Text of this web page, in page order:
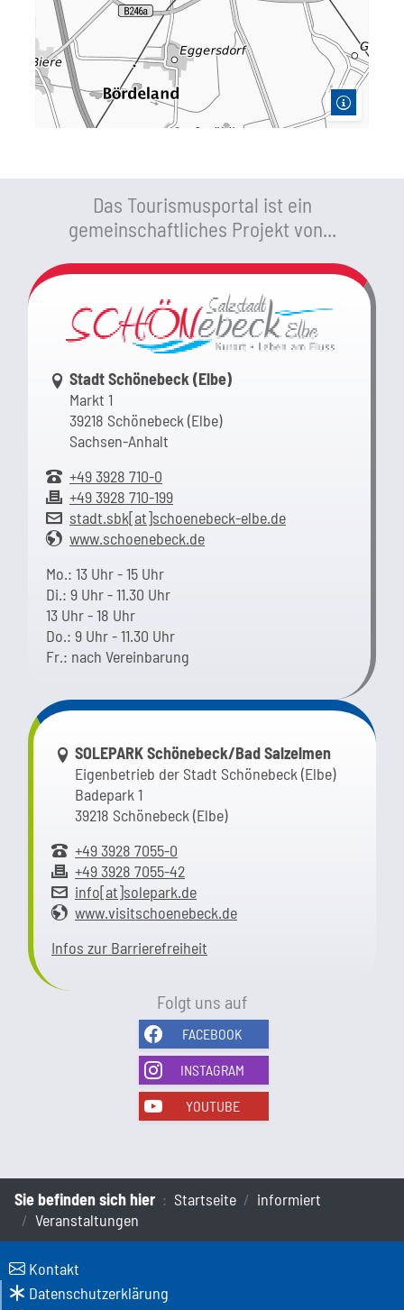
Das Tourismusportal ist ein
gemeinschaftliches Projekt von...
Link zur Google-Maps Navigation
Stadt Schönebeck (Elbe)
Markt 1
39218 Schönebeck (Elbe)
Sachsen-Anhalt
+49 3928 710-0
+49 3928 710-199
stadt.sbk[at]schoenebeck-elbe.de
www.schoenebeck.de
Mo.: 13 Uhr - 15 Uhr
Di.: 9 Uhr - 11.30 Uhr
13 Uhr - 18 Uhr
Do.: 9 Uhr - 11.30 Uhr
Fr.: nach Vereinbarung
Folgt uns auf
FACEBOOK
INSTAGRAM
YOUTUBE
Link zur Google-Maps Navigation
SOLEPARK Schönebeck/Bad Salzelmen
Eigenbetrieb der Stadt Schönebeck (Elbe)
Badepark 1
39218 Schönebeck (Elbe)
+49 3928 7055-0
+49 3928 7055-42
info[at]solepark.de
www.visitschoenebeck.de
Infos zur Barrierefreiheit
Sie befinden sich hier Startseite
informiert
Veranstaltungen
Kontakt
Datenschutzerklärung